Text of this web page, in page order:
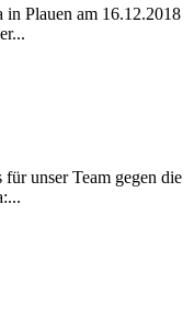
in Plauen am 16.12.2018
unser Team gegen die